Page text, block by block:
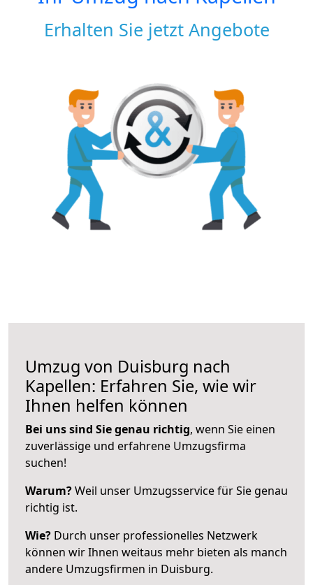
Erhalten Sie jetzt Angebote
Umzug von Duisburg nach
Kapellen: Erfahren Sie, wie wir
Ihnen helfen können
Bei uns sind Sie genau richtig, wenn Sie einen
zuverlässige und erfahrene Umzugsfirma
suchen!
Warum?Weil unser Umzugsservice für Sie genau
richtig ist.
Wie? Durch unser professionelles Netzwerk
können wir Ihnen weitaus mehr bieten als manch
andere Umzugsfirmen in Duisburg.